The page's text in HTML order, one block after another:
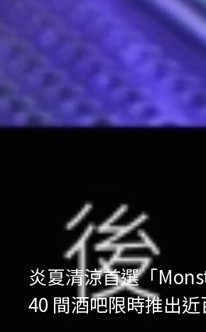
炎夏清涼首選「
40 間酒吧限時推出